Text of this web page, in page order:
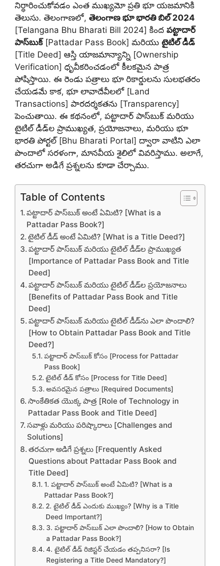
నిర్ధారించుకోవడం ఎంత ముఖ్యమో ప్రతి భూ యజమానికి
తెలుసు. తెలంగాణలో, తెలంగాణ భూ భారతి బిల్ 2024
[Telangana Bhu Bharati Bill 2024] కింద పట్టాదార్
పాస్‌బుక్[Pattadar Pass Book] మరియు టైటిల్ డీడ్
[Title Deed] ఆస్తి యాజమాన్యాన్ని [Ownership
Verification] ధృవీకరించడంలో కీలకమైన పాత్ర
పోషిస్తాయి. ఈ రెండు పత్రాలు భూ రికార్డులను సులభతరం
చేయడమే కాక, భూ లావాదేవీలలో [Land
Transactions] పారదర్శకతను [Transparency]
పెంచుతాయి. ఈ కథనంలో, పట్టాదార్ పాస్‌బుక్ మరియు
టైటిల్ డీడ్‌ల ప్రాముఖ్యత, ప్రయోజనాలు, మరియు భూ
భారతి పోర్టల్ [Bhu Bharati Portal] ద్వారా వాటిని ఎలా
పొందాలో సరళంగా, మానవీయ శైలిలో వివరిస్తాము. అలాగే,
తరచుగా అడిగే ప్రశ్నలను కూడా చేర్చాము.
Table of Contents
పట్టాదార్ పాస్‌బుక్ అంటే ఏమిటి? [What is a
Pattadar Pass Book?]
టైటిల్ డీడ్ అంటే ఏమిటి? [What is a Title Deed?]
పట్టాదార్ పాస్‌బుక్ మరియు టైటిల్ డీడ్‌ల ప్రాముఖ్యత
[Importance of Pattadar Pass Book and Title
Deed]
పట్టాదార్ పాస్‌బుక్ మరియు టైటిల్ డీడ్‌ల ప్రయోజనాలు
[Benefits of Pattadar Pass Book and Title
Deed]
పట్టాదార్ పాస్‌బుక్ మరియు టైటిల్ డీడ్‌ను ఎలా పొందాలి?
[How to Obtain Pattadar Pass Book and Title
Deed?]
పట్టాదార్ పాస్‌బుక్ కోసం [Process for Pattadar
Pass Book]
టైటిల్ డీడ్ కోసం [Process for Title Deed]
అవసరమైన పత్రాలు [Required Documents]
సాంకేతికత యొక్క పాత్ర [Role of Technology in
Pattadar Pass Book and Title Deed]
సవాళ్లు మరియు పరిష్కారాలు [Challenges and
Solutions]
తరచుగా అడిగే ప్రశ్నలు [Frequently Asked
Questions about Pattadar Pass Book and
Title Deed]
1. పట్టాదార్ పాస్‌బుక్ అంటే ఏమిటి? [What is a
Pattadar Pass Book?]
2. టైటిల్ డీడ్ ఎందుకు ముఖ్యం? [Why is a Title
Deed Important?]
3. పట్టాదార్ పాస్‌బుక్ ఎలా పొందాలి? [How to Obtain
a Pattadar Pass Book?]
4. టైటిల్ డీడ్ రిజిస్టర్ చేయడం తప్పనిసరా? [Is
Registering a Title Deed Mandatory?]